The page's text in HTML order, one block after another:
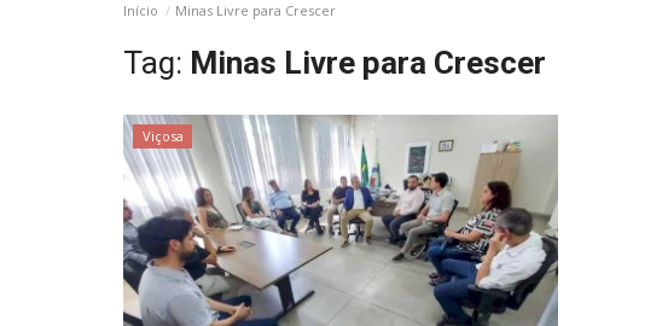
Início Minas Livre para Crescer
Tag: Minas Livre para Crescer
Viçosa